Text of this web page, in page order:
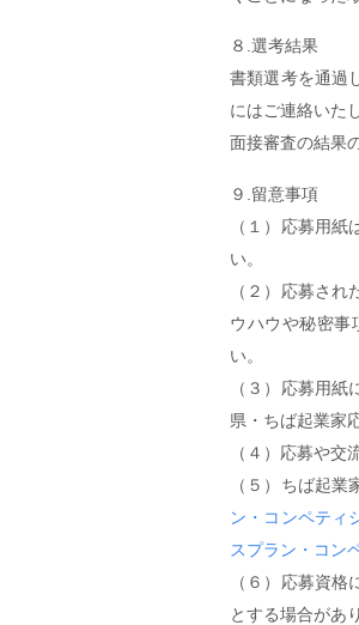
８.選考結果
書類選考を通過
にはご連絡いた
面接審査の結果
９.留意事項
（１）応募用
い。
（２）応募さ
ウハウや秘密事
い。
（３）応募用
県・ちば起業家
（４）応募や交
（５）ちば起
ン・コンペティ
スプラン・コ
（６）応募資
とする場合があ